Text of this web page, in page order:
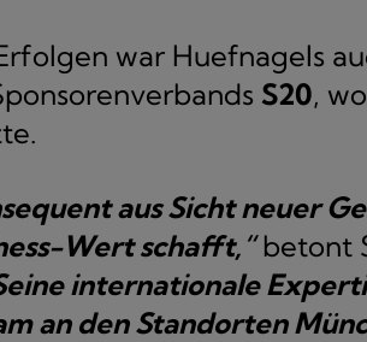
war Huefnagels
S20,
aus Sicht neuer
Wert schafft,“betont
internationale
an den Standorten